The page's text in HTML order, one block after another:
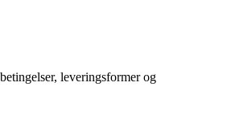
leveringsformer og